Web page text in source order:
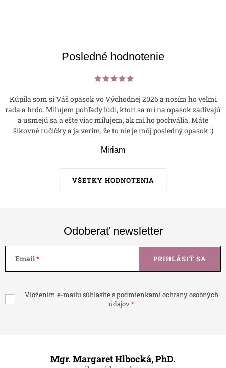
Posledné hodnotenie
VŠETKY HODNOTENIA
Kúpila som si Váš opasok vo Východnej 2026 a nosím ho veľmi
rada a hrdo. Milujem pohľady ľudí, ktorí sa mi na opasok zadívajú
a usmejú sa a ešte viac milujem, ak mi ho pochvália. Máte
šikovné ručičky a ja verím, že to nie je môj posledný opasok :)
Miriam
Odoberať newsletter
Email
Vložením e-mailu súhlasíte spodmienkami ochrany osobných
údajov
PRIHLÁSIŤ SA
Mgr. Margaret Hlbocká, PhD.